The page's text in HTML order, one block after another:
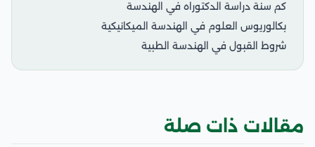
كم سنة دراسة الدكتوراه في الهندسة
بكالوريوس العلوم في الهندسة الميكانيكية
شروط القبول في الهندسة الطبية
مقالات ذات صلة